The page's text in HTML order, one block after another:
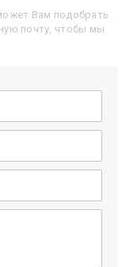
Вам подобрать
почту, чтобы мы